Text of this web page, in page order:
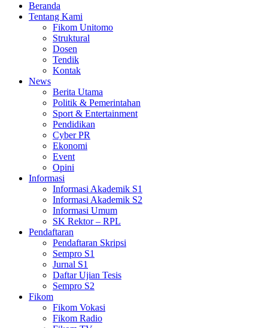
Beranda
Tentang Kami
Fikom Unitomo
Struktural
Dosen
Tendik
Kontak
News
Berita Utama
Politik & Pemerintahan
Sport & Entertainment
Pendidikan
Cyber PR
Ekonomi
Event
Opini
Informasi
Informasi Akademik S1
Informasi Akademik S2
Informasi Umum
SK Rektor – RPL
Pendaftaran
Pendaftaran Skripsi
Sempro S1
Jurnal S1
Daftar Ujian Tesis
Sempro S2
Fikom
Fikom Vokasi
Fikom Radio